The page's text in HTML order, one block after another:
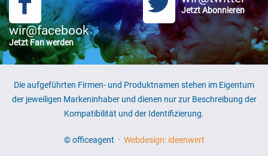
wir@facebook
Jetzt Fan werden
Jetzt Abonnieren
Die aufgeführten Firmen- und Produktnamen stehen im Eigentum
der jeweiligen Markeninhaber und dienen nur zur Beschreibung der
Kompatibilität und der Identifizierung.
© officeagent · Webdesign: ideenwert